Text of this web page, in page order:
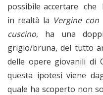
possibile accertare che
in realtà la Vergine con
cuscino, ha una
grigio/bruna, del tutto
delle opere giovanili di
questa ipotesi viene
quale ha scoperto non